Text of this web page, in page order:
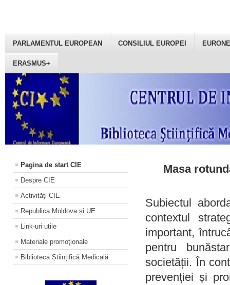
PARLAMENTUL EUROPEAN CONSILIUL EUROPEI
ERASMUS+
Pagina de start CIE
Despre CIE
Activități CIE
Republica Moldova și UE
Link-uri utile
Materiale promoţionale
Biblioteca Științifică Medicală
Masa
Subiectul
contextul
important,
pentru
societății. În
prevenției și